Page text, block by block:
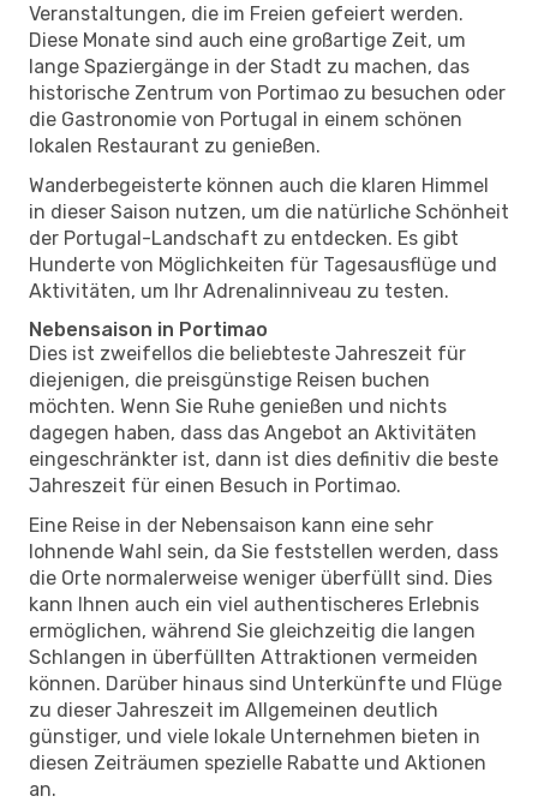
Veranstaltungen, die im Freien gefeiert werden.
Diese Monate sind auch eine großartige Zeit, um
lange Spaziergänge in der Stadt zu machen, das
historische Zentrum von Portimao zu besuchen oder
die Gastronomie von Portugal in einem schönen
lokalen Restaurant zu genießen.
Wanderbegeisterte können auch die klaren Himmel
in dieser Saison nutzen, um die natürliche Schönheit
der Portugal-Landschaft zu entdecken. Es gibt
Hunderte von Möglichkeiten für Tagesausflüge und
Aktivitäten, um Ihr Adrenalinniveau zu testen.
Nebensaison in Portimao
Dies ist zweifellos die beliebteste Jahreszeit für
diejenigen, die preisgünstige Reisen buchen
möchten. Wenn Sie Ruhe genießen und nichts
dagegen haben, dass das Angebot an Aktivitäten
eingeschränkter ist, dann ist dies definitiv die beste
Jahreszeit für einen Besuch in Portimao.
Eine Reise in der Nebensaison kann eine sehr
lohnende Wahl sein, da Sie feststellen werden, dass
die Orte normalerweise weniger überfüllt sind. Dies
kann Ihnen auch ein viel authentischeres Erlebnis
ermöglichen, während Sie gleichzeitig die langen
Schlangen in überfüllten Attraktionen vermeiden
können. Darüber hinaus sind Unterkünfte und Flüge
zu dieser Jahreszeit im Allgemeinen deutlich
günstiger, und viele lokale Unternehmen bieten in
diesen Zeiträumen spezielle Rabatte und Aktionen
an.